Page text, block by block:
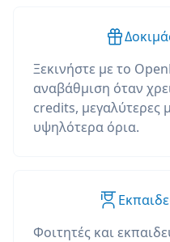
Ξεκινήστε με το
αναβάθμιση όταν
credits, μεγαλύτερες
υψηλότερα όρια.
Φοιτητές και